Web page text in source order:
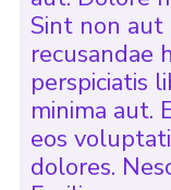
Sint non aut
recusandae
perspiciatis
minima aut.
eos
dolores.